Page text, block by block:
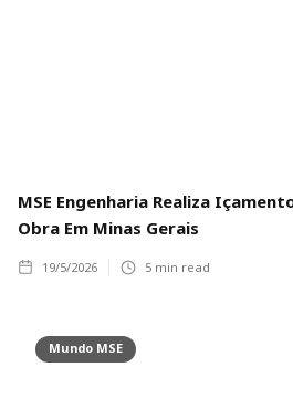
MSE Engenharia Realiza
Obra Em Minas Gerais
19/5/2026 5 min read
Mundo MSE